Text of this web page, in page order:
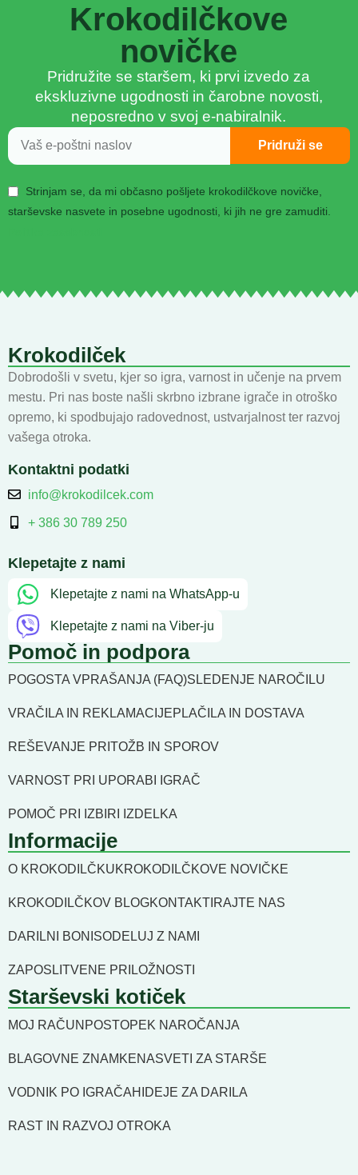
Krokodilčkove
novičke
Pridružite se staršem, ki prvi izvedo za
ekskluzivne ugodnosti in čarobne novosti,
neposredno v svoj e-nabiralnik.
Strinjam se, da mi občasno pošljete krokodilčkove novičke,
starševske nasvete in posebne ugodnosti, ki jih ne gre zamuditi.
Pridruži se
Krokodilček
Dobrodošli v svetu, kjer so igra, varnost in učenje na prvem
mestu. Pri nas boste našli skrbno izbrane igrače in otroško
opremo, ki spodbujajo radovednost, ustvarjalnost ter razvoj
vašega otroka.
Kontaktni podatki
info@krokodilcek.com
+ 386 30 789 250
Klepetajte z nami
Klepetajte z nami na WhatsApp-u
Klepetajte z nami na Viber-ju
Pomoč in podpora
POGOSTA VPRAŠANJA (FAQ)SLEDENJE NAROČILU
VRAČILA IN REKLAMACIJEPLAČILA IN DOSTAVA
REŠEVANJE PRITOŽB IN SPOROV
VARNOST PRI UPORABI IGRAČ
POMOČ PRI IZBIRI IZDELKA
Informacije
O KROKODILČKUKROKODILČKOVE NOVIČKE
KROKODILČKOV BLOGKONTAKTIRAJTE NAS
DARILNI BONI SODELUJ Z NAMI
ZAPOSLITVENE PRILOŽNOSTI
Starševski kotiček
MOJ RAČUN POSTOPEK NAROČANJA
BLAGOVNE ZNAMKENASVETI ZA STARŠE
VODNIK PO IGRAČAH IDEJE ZA DARILA
RAST IN RAZVOJ OTROKA